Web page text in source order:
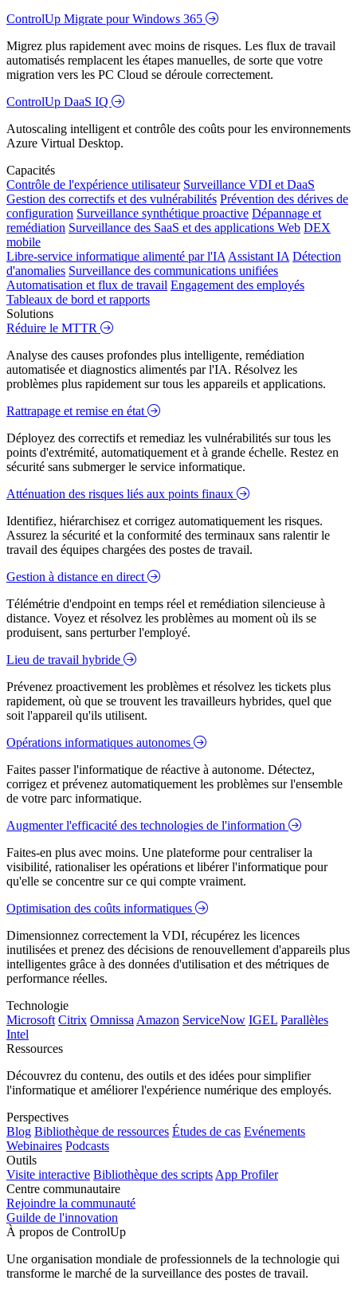
ControlUp Migrate pour Windows 365
Migrez plus rapidement avec moins de risques. Les flux de travail
automatisés remplacent les étapes manuelles, de sorte que votre
migration vers les PC Cloud se déroule correctement.
ControlUp DaaS IQ
Autoscaling intelligent et contrôle des coûts pour les environnements
Azure Virtual Desktop.
Capacités
Contrôle de l'expérience utilisateur Surveillance VDI et DaaS
Gestion des correctifs et des vulnérabilités Prévention des dérives de
configuration Surveillance synthétique proactive Dépannage et
remédiation Surveillance des SaaS et des applications Web DEX
mobile
Libre-service informatique alimenté par l'IA Assistant IA Détection
d'anomalies Surveillance des communications unifiées
Automatisation et flux de travail Engagement des employés
Tableaux de bord et rapports
Solutions
Réduire le MTTR
Analyse des causes profondes plus intelligente, remédiation
automatisée et diagnostics alimentés par l'IA. Résolvez les
problèmes plus rapidement sur tous les appareils et applications.
Rattrapage et remise en état
Déployez des correctifs et remediaz les vulnérabilités sur tous les
points d'extrémité, automatiquement et à grande échelle. Restez en
sécurité sans submerger le service informatique.
Atténuation des risques liés aux points finaux
Identifiez, hiérarchisez et corrigez automatiquement les risques.
Assurez la sécurité et la conformité des terminaux sans ralentir le
travail des équipes chargées des postes de travail.
Gestion à distance en direct
Télémétrie d'endpoint en temps réel et remédiation silencieuse à
distance. Voyez et résolvez les problèmes au moment où ils se
produisent, sans perturber l'employé.
Lieu de travail hybride
Prévenez proactivement les problèmes et résolvez les tickets plus
rapidement, où que se trouvent les travailleurs hybrides, quel que
soit l'appareil qu'ils utilisent.
Opérations informatiques autonomes
Faites passer l'informatique de réactive à autonome. Détectez,
corrigez et prévenez automatiquement les problèmes sur l'ensemble
de votre parc informatique.
Augmenter l'efficacité des technologies de l'information
Faites-en plus avec moins. Une plateforme pour centraliser la
visibilité, rationaliser les opérations et libérer l'informatique pour
qu'elle se concentre sur ce qui compte vraiment.
Optimisation des coûts informatiques
Dimensionnez correctement la VDI, récupérez les licences
inutilisées et prenez des décisions de renouvellement d'appareils plus
intelligentes grâce à des données d'utilisation et des métriques de
performance réelles.
Technologie
Microsoft Citrix Omnissa Amazon ServiceNow IGEL Parallèles
Intel
Ressources
Découvrez du contenu, des outils et des idées pour simplifier
l'informatique et améliorer l'expérience numérique des employés.
Perspectives
Blog Bibliothèque de ressources Études de cas Evénements
Webinaires Podcasts
Outils
Visite interactive Bibliothèque des scripts App Profiler
Centre communautaire
Rejoindre la communauté
Guilde de l'innovation
À propos de ControlUp
Une organisation mondiale de professionnels de la technologie qui
transforme le marché de la surveillance des postes de travail.